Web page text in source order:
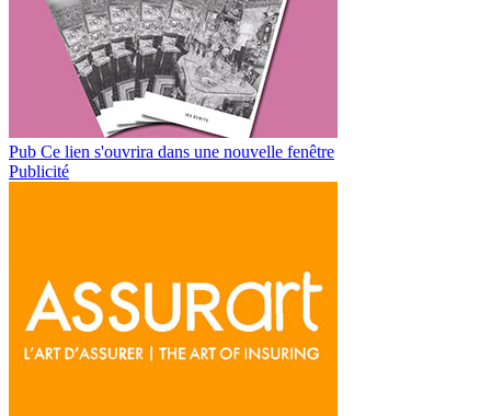
Pub Ce lien s'ouvrira dans une nouvelle fenêtre
Publicité